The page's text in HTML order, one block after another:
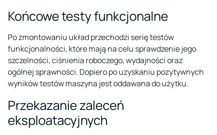
Końcowe testy funkcjonalne
Po zmontowaniu układ przechodzi serię testów
funkcjonalności, które mają na celu sprawdzenie jego
szczelności, ciśnienia roboczego, wydajności oraz
ogólnej sprawności. Dopiero po uzyskaniu pozytywnych
wyników testów maszyna jest oddawana do użytku.
Przekazanie zaleceń
eksploatacyjnych